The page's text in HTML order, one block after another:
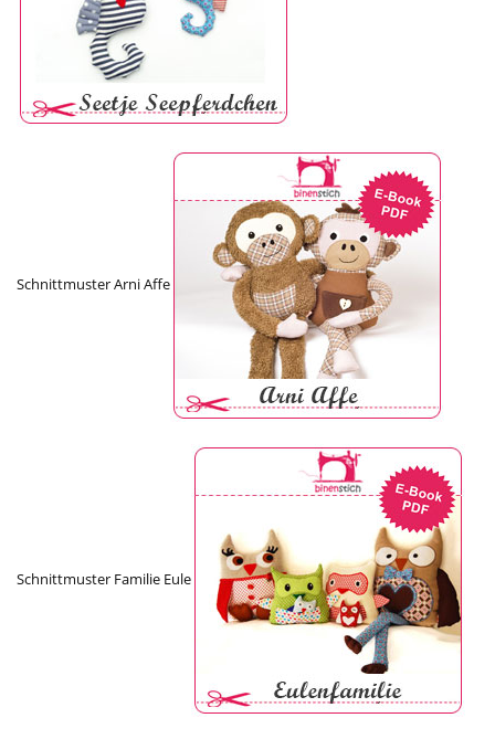
Schnittmuster Arni Affe
Schnittmuster Familie Eule